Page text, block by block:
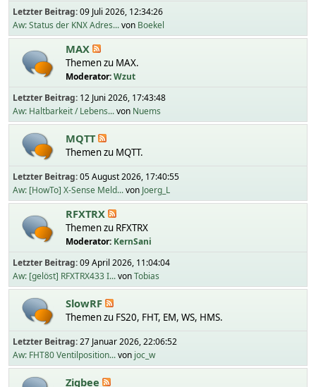
Letzter Beitrag:09 Juli 2026, 12:34:26
Aw: Status der KNX Adres...von Boekel
MAX
Themen zu MAX.
Moderator:Wzut
Letzter Beitrag: 12 Juni 2026, 17:43:48
Aw: Haltbarkeit / Lebens...von Nuems
MQTT
Themen zu MQTT.
Letzter Beitrag:05 August 2026, 17:40:55
Aw: [HowTo] X-Sense Meld...von Joerg_L
RFXTRX
Themen zu RFXTRX
Moderator: KernSani
Letzter Beitrag:09 April 2026, 11:04:04
Aw: [gelöst] RFXTRX433 I...vonTobias
SlowRF
Themen zu FS20, FHT, EM, WS, HMS.
Letzter Beitrag:27 Januar 2026, 22:06:52
Aw: FHT80 Ventilposition...von joc_w
Zigbee